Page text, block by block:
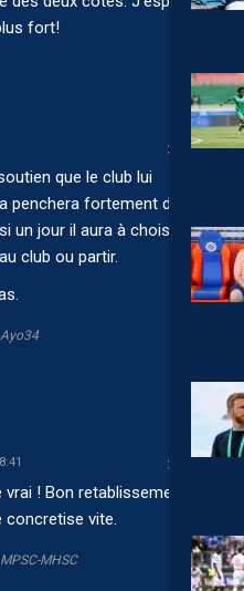
fort!
que le club lui
penchera fortement dans
un jour il aura à choisir
club ou partir.
! Bon retablissement
vite.
MHSC